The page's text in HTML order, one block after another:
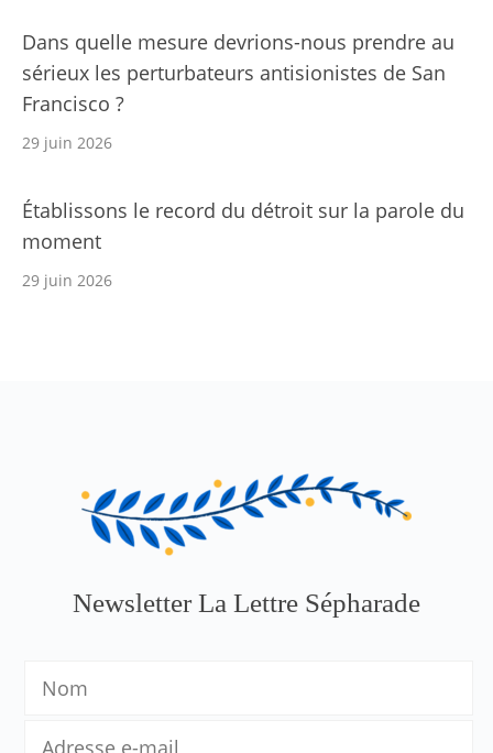
Dans quelle mesure devrions-nous prendre au
sérieux les perturbateurs antisionistes de San
Francisco ?
29 juin 2026
Établissons le record du détroit sur la parole du
moment
29 juin 2026
Newsletter La Lettre Sépharade